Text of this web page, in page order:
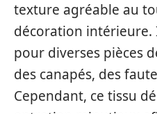
texture agréable au
décoration
pour diverses pièces
des canapés, des
Cependant, ce tissu